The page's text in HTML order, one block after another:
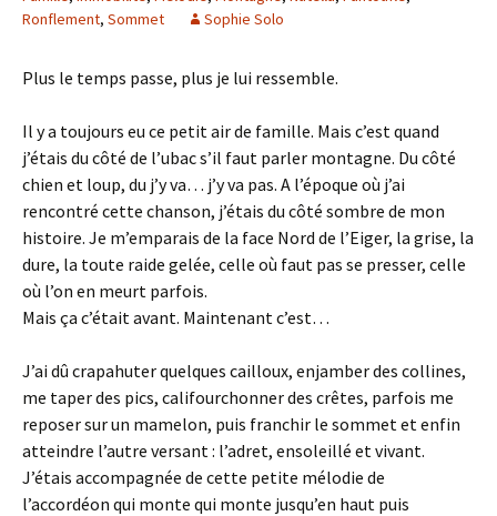
Ronflement, Sommet Sophie Solo
Plus le temps passe, plus je lui ressemble.
Il y a toujours eu ce petit air de famille. Mais c’est quand
j’étais du côté de l’ubac s’il faut parler montagne. Du côté
chien et loup, du j’y va… j’y va pas. A l’époque où j’ai
rencontré cette chanson, j’étais du côté sombre de mon
histoire. Je m’emparais de la face Nord de l’Eiger, la grise, la
dure, la toute raide gelée, celle où faut pas se presser, celle
où l’on en meurt parfois.
Mais ça c’était avant. Maintenant c’est…
J’ai dû crapahuter quelques cailloux, enjamber des collines,
me taper des pics, califourchonner des crêtes, parfois me
reposer sur un mamelon, puis franchir le sommet et enfin
atteindre l’autre versant : l’adret, ensoleillé et vivant.
J’étais accompagnée de cette petite mélodie de
l’accordéon qui monte qui monte jusqu’en haut puis